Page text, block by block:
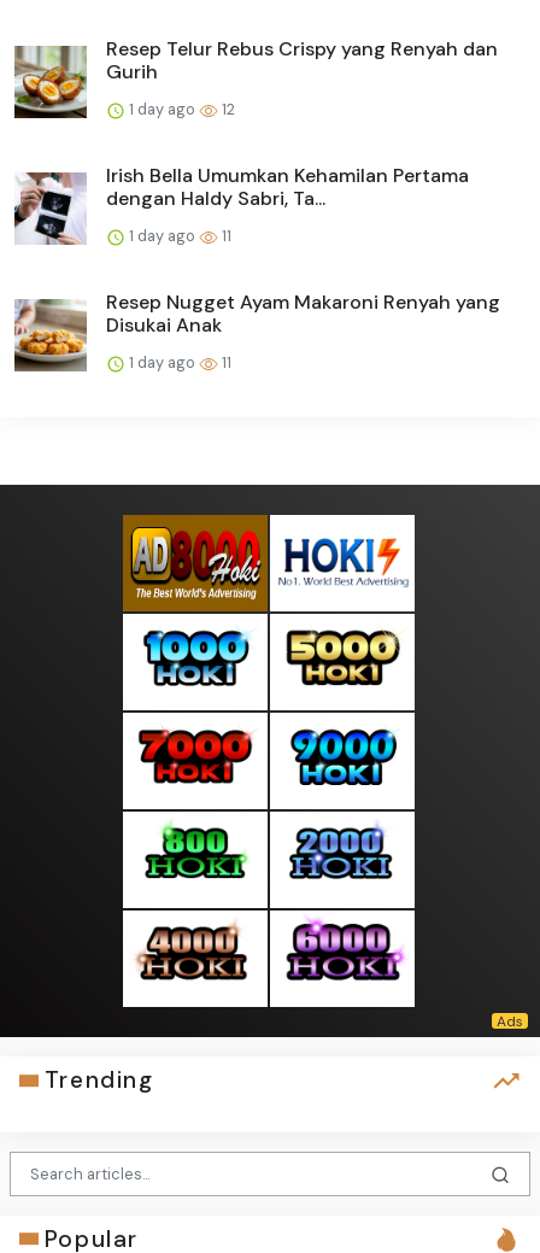
Resep Telur Rebus Crispy yang Renyah dan
Gurih
1 day ago 12
Irish Bella Umumkan Kehamilan Pertama
dengan Haldy Sabri, Ta...
1 day ago 11
Resep Nugget Ayam Makaroni Renyah yang
Disukai Anak
1 day ago 11
Trending
Popular